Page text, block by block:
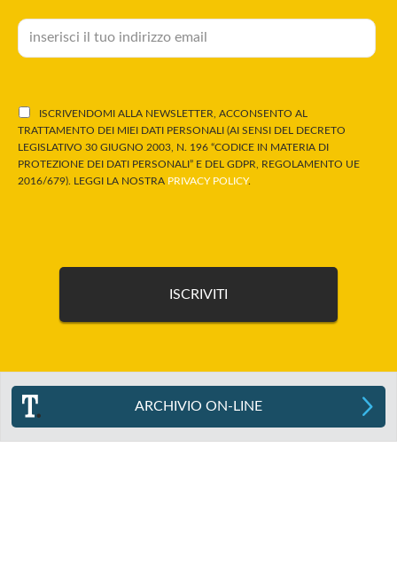
ISCRIVENDOMI ALLA NEWSLETTER, ACCONSENTO AL
TRATTAMENTO DEI MIEI DATI PERSONALI (AI SENSI DEL DECRETO
LEGISLATIVO 30 GIUGNO 2003, N. 196 “CODICE IN MATERIA DI
PROTEZIONE DEI DATI PERSONALI” E DEL GDPR, REGOLAMENTO UE
2016/679). LEGGI LA NOSTRA PRIVACY POLICY.
ARCHIVIO ON-LINE